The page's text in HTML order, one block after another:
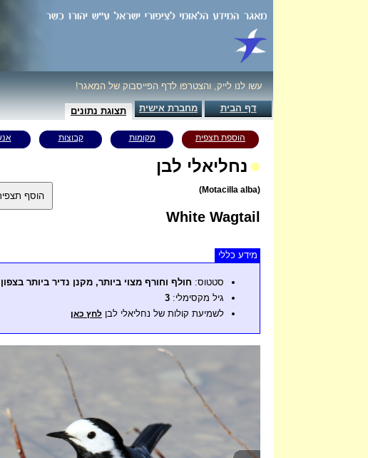
עשו לנו לייק, והצטרפו לדף הפייסבוק של המאגר!
דף הבית מחברת אישית תצוגת נתונים
הוספת תצפית מקומות קבוצות
נחליאלי לבן
(Motacilla alba)
White Wagtail
מידע כללי
סטטוס: חולף וחורף מצוי ביותר, מקנן נדיר ביותר בצפון
גיל מקסימלי: 3
לשמיעת קולות של נחליאלי לבן לחץ כאן